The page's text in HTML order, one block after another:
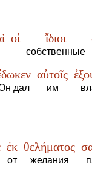
οἱ ἴδιοι
собственные
дал
αὐτοῖς
им
ἐκ
от
θελήματος
желания